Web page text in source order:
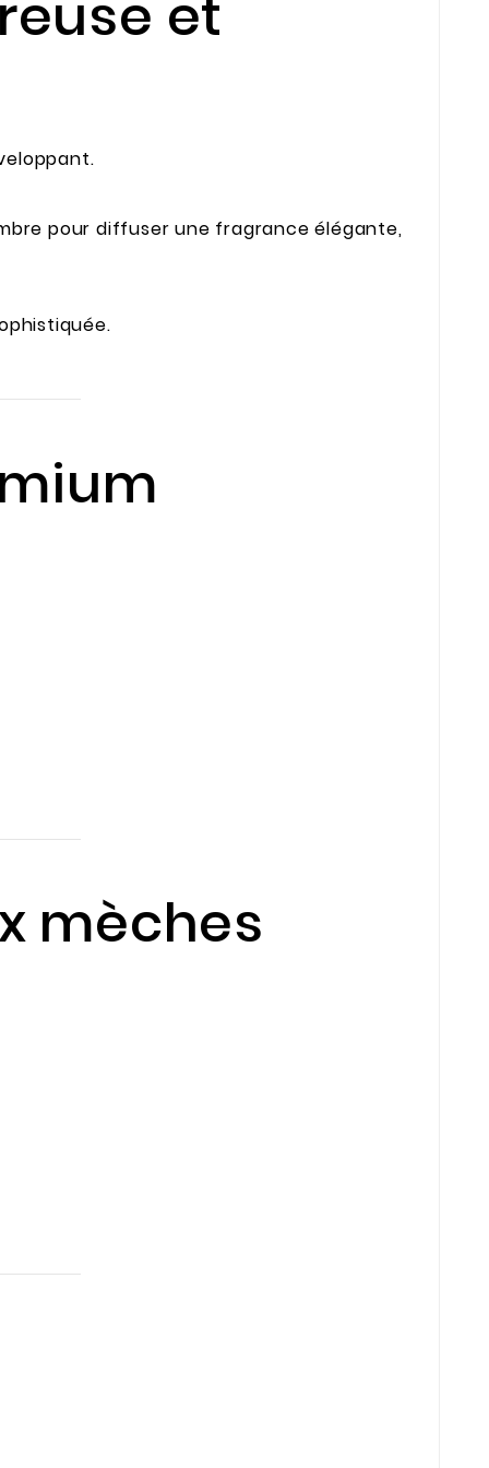
et
pour diffuser une fragrance élégante,
mèches